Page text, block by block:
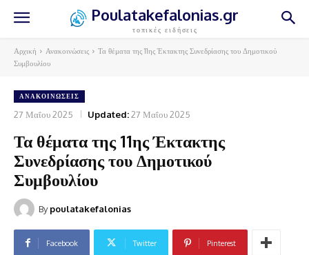
Poulatakefalonias.gr
τοπικές ειδήσεις
Αρχική Ανακοινώσεις
Τα θέματα της 11ης Έκτακτης Συνεδρίασης του Δημοτικού
Συμβουλίου
ΑΝΑΚΟΙΝΏΣΕΙΣ
27 Μαΐου 2025 Updated:27 Μαΐου 2025
Τα θέματα της 11ης Έκτακτης
Συνεδρίασης του Δημοτικού
Συμβουλίου
By poulatakefalonias
Facebook Twitter Pinterest